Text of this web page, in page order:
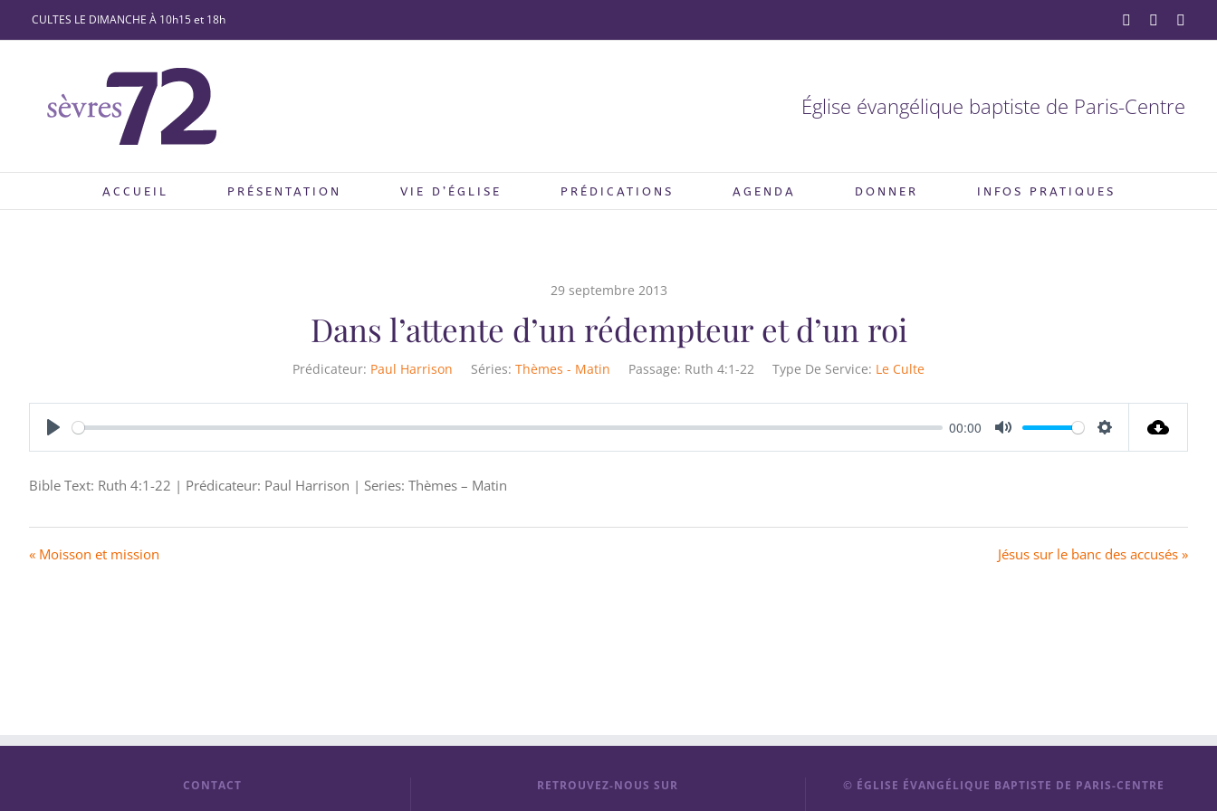
Passer
au
CULTES LE DIMANCHE À 10h15 et 18h YouTubeFacebook
Église évangélique baptiste de Paris-Centre
ACCUEIL PRÉSENTATION VIE D’ÉGLISE PRÉDICATIONS AGENDA DONNER INFOS PRATIQUES
29 septembre 2013
Dans l’attente d’un rédempteur et d’un roi
Prédicateur: Paul Harrison Séries: Thèmes - Matin Passage: Ruth 4:1-22 Type De Service: Le Culte
Play
00:00
Mute Settings
Bible Text: Ruth 4:1-22 | Prédicateur: Paul Harrison | Series: Thèmes – Matin
« Moisson et mission Jésus sur le banc des accusés »
CONTACT RETROUVEZ-NOUS SUR © ÉGLISE ÉVANGÉLIQUE BAPTISTE DE PARIS-CENTRE